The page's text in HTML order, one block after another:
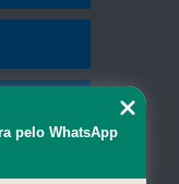
pelo WhatsApp